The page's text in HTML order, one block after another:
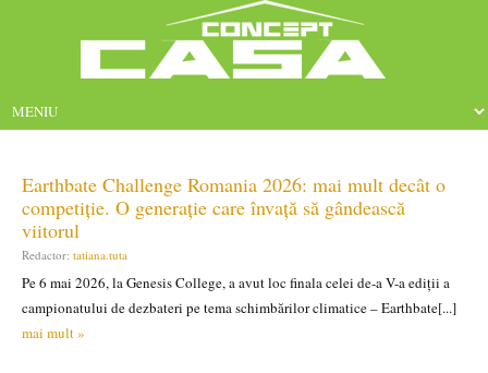
Earthbate Challenge Romania 2026: mai mult decât o
competiție. O generație care învață să gândească
viitorul
Redactor: tatiana.tuta
Pe 6 mai 2026, la Genesis College, a avut loc finala celei de-a V-a ediții a
campionatului de dezbateri pe tema schimbărilor climatice – Earthbate[...]
mai mult »